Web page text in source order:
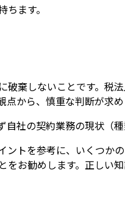
ます。
破棄しないことです。税
点から、慎重な判断が求
自社の契約業務の現状（
ントを参考に、いくつか
をお勧めします。正し